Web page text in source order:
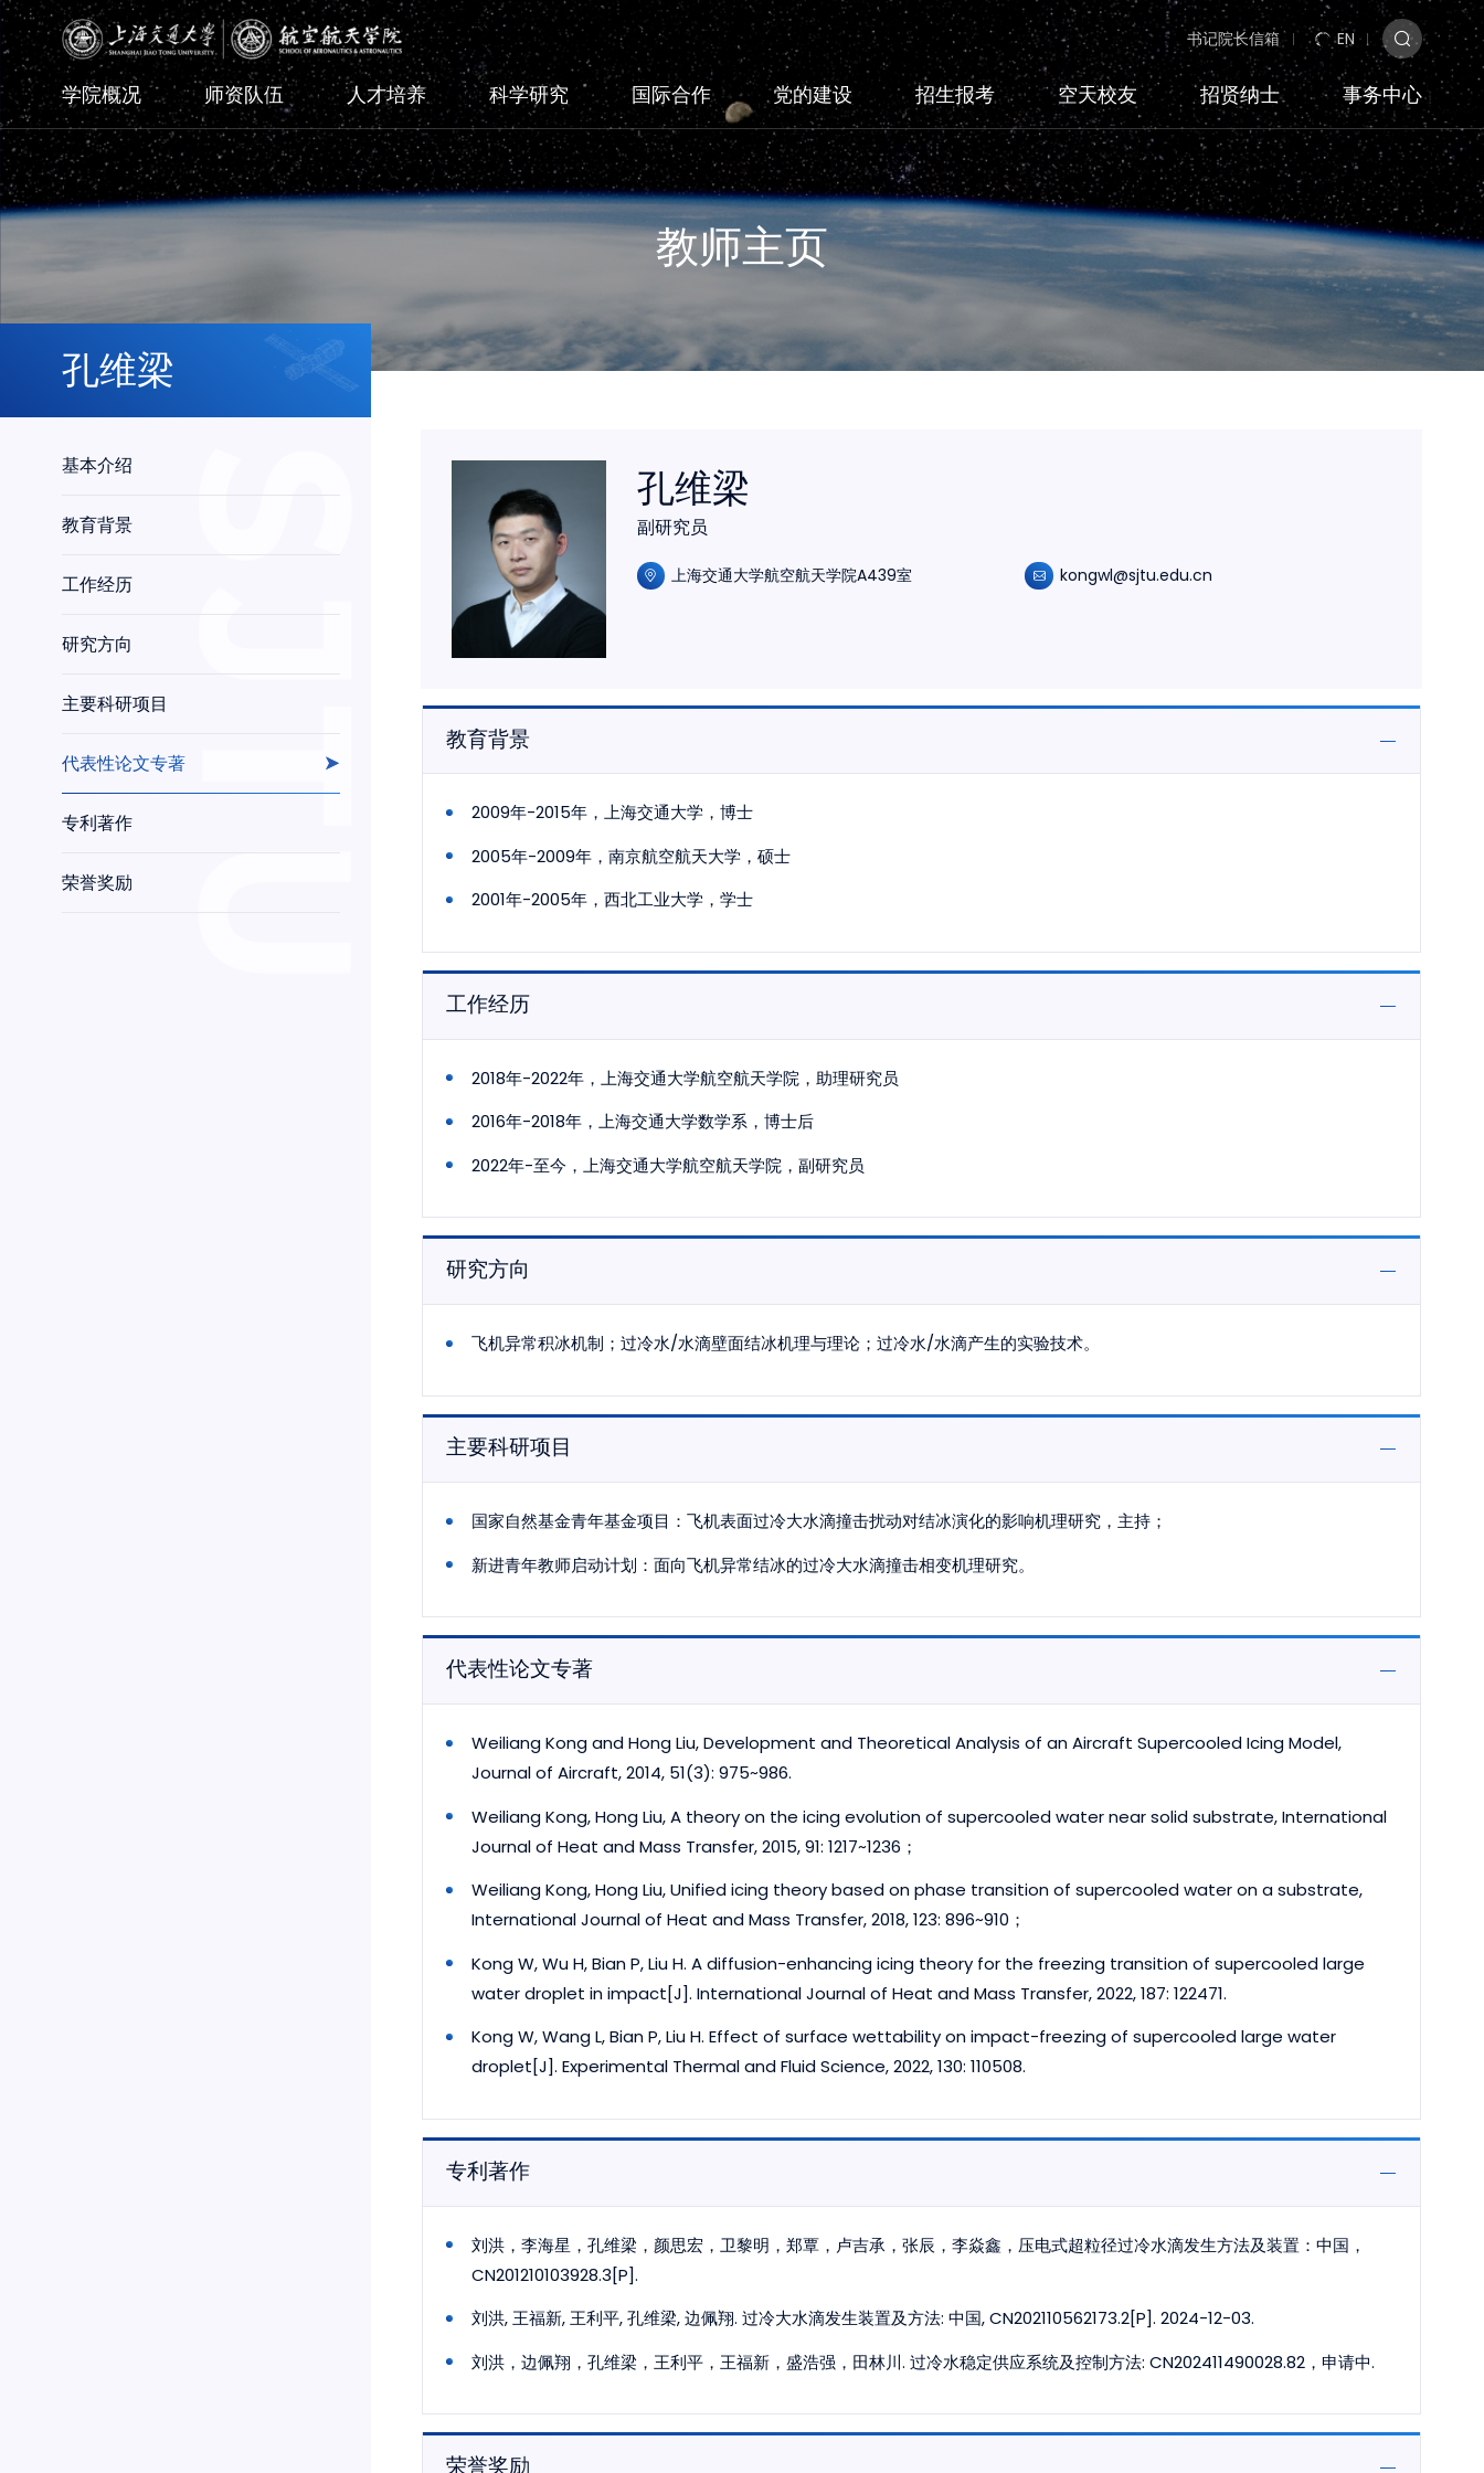
书记院长信箱 EN
学院概况 师资队伍 人才培养 科学研究 国际合作 党的建设 招生报考 空天校友 招贤纳士 事务中心
教师主页
孔维梁
基本介绍
教育背景
工作经历
研究方向
主要科研项目
代表性论文专著
专利著作
荣誉奖励
孔维梁
副研究员
上海交通大学航空航天学院A439室 kongwl@sjtu.edu.cn
教育背景
2009年-2015年，上海交通大学，博士
2005年-2009年，南京航空航天大学，硕士
2001年-2005年，西北工业大学，学士
工作经历
2018年-2022年，上海交通大学航空航天学院，助理研究员
2016年-2018年，上海交通大学数学系，博士后
2022年-至今，上海交通大学航空航天学院，副研究员
研究方向
飞机异常积冰机制；过冷水/水滴壁面结冰机理与理论；过冷水/水滴产生的实验技术。
主要科研项目
国家自然基金青年基金项目：飞机表面过冷大水滴撞击扰动对结冰演化的影响机理研究，主持；
新进青年教师启动计划：面向飞机异常结冰的过冷大水滴撞击相变机理研究。
代表性论文专著
Weiliang Kong and Hong Liu, Development and Theoretical Analysis of an Aircraft Supercooled Icing Model,
Journal of Aircraft, 2014, 51(3): 975~986.
Weiliang Kong, Hong Liu, A theory on the icing evolution of supercooled water near solid substrate, International
Journal of Heat and Mass Transfer, 2015, 91: 1217~1236；
Weiliang Kong, Hong Liu, Unified icing theory based on phase transition of supercooled water on a substrate,
International Journal of Heat and Mass Transfer, 2018, 123: 896~910；
Kong W, Wu H, Bian P, Liu H. A diffusion-enhancing icing theory for the freezing transition of supercooled large
water droplet in impact[J]. International Journal of Heat and Mass Transfer, 2022, 187: 122471.
Kong W, Wang L, Bian P, Liu H. Effect of surface wettability on impact-freezing of supercooled large water
droplet[J]. Experimental Thermal and Fluid Science, 2022, 130: 110508.
专利著作
刘洪，李海星，孔维梁，颜思宏，卫黎明，郑覃，卢吉承，张辰，李焱鑫，压电式超粒径过冷水滴发生方法及装置：中国，
CN201210103928.3[P].
刘洪, 王福新, 王利平, 孔维梁, 边佩翔. 过冷大水滴发生装置及方法: 中国, CN202110562173.2[P]. 2024-12-03.
刘洪，边佩翔，孔维梁，王利平，王福新，盛浩强，田林川. 过冷水稳定供应系统及控制方法: CN202411490028.82，申请中.
荣誉奖励